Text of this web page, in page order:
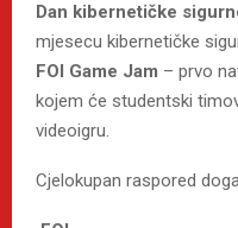
Dan kibernetičke
mjesecu kibernetičke
FOI Game Jam – prvo
kojem će studentski
videoigru.
Cjelokupan raspored